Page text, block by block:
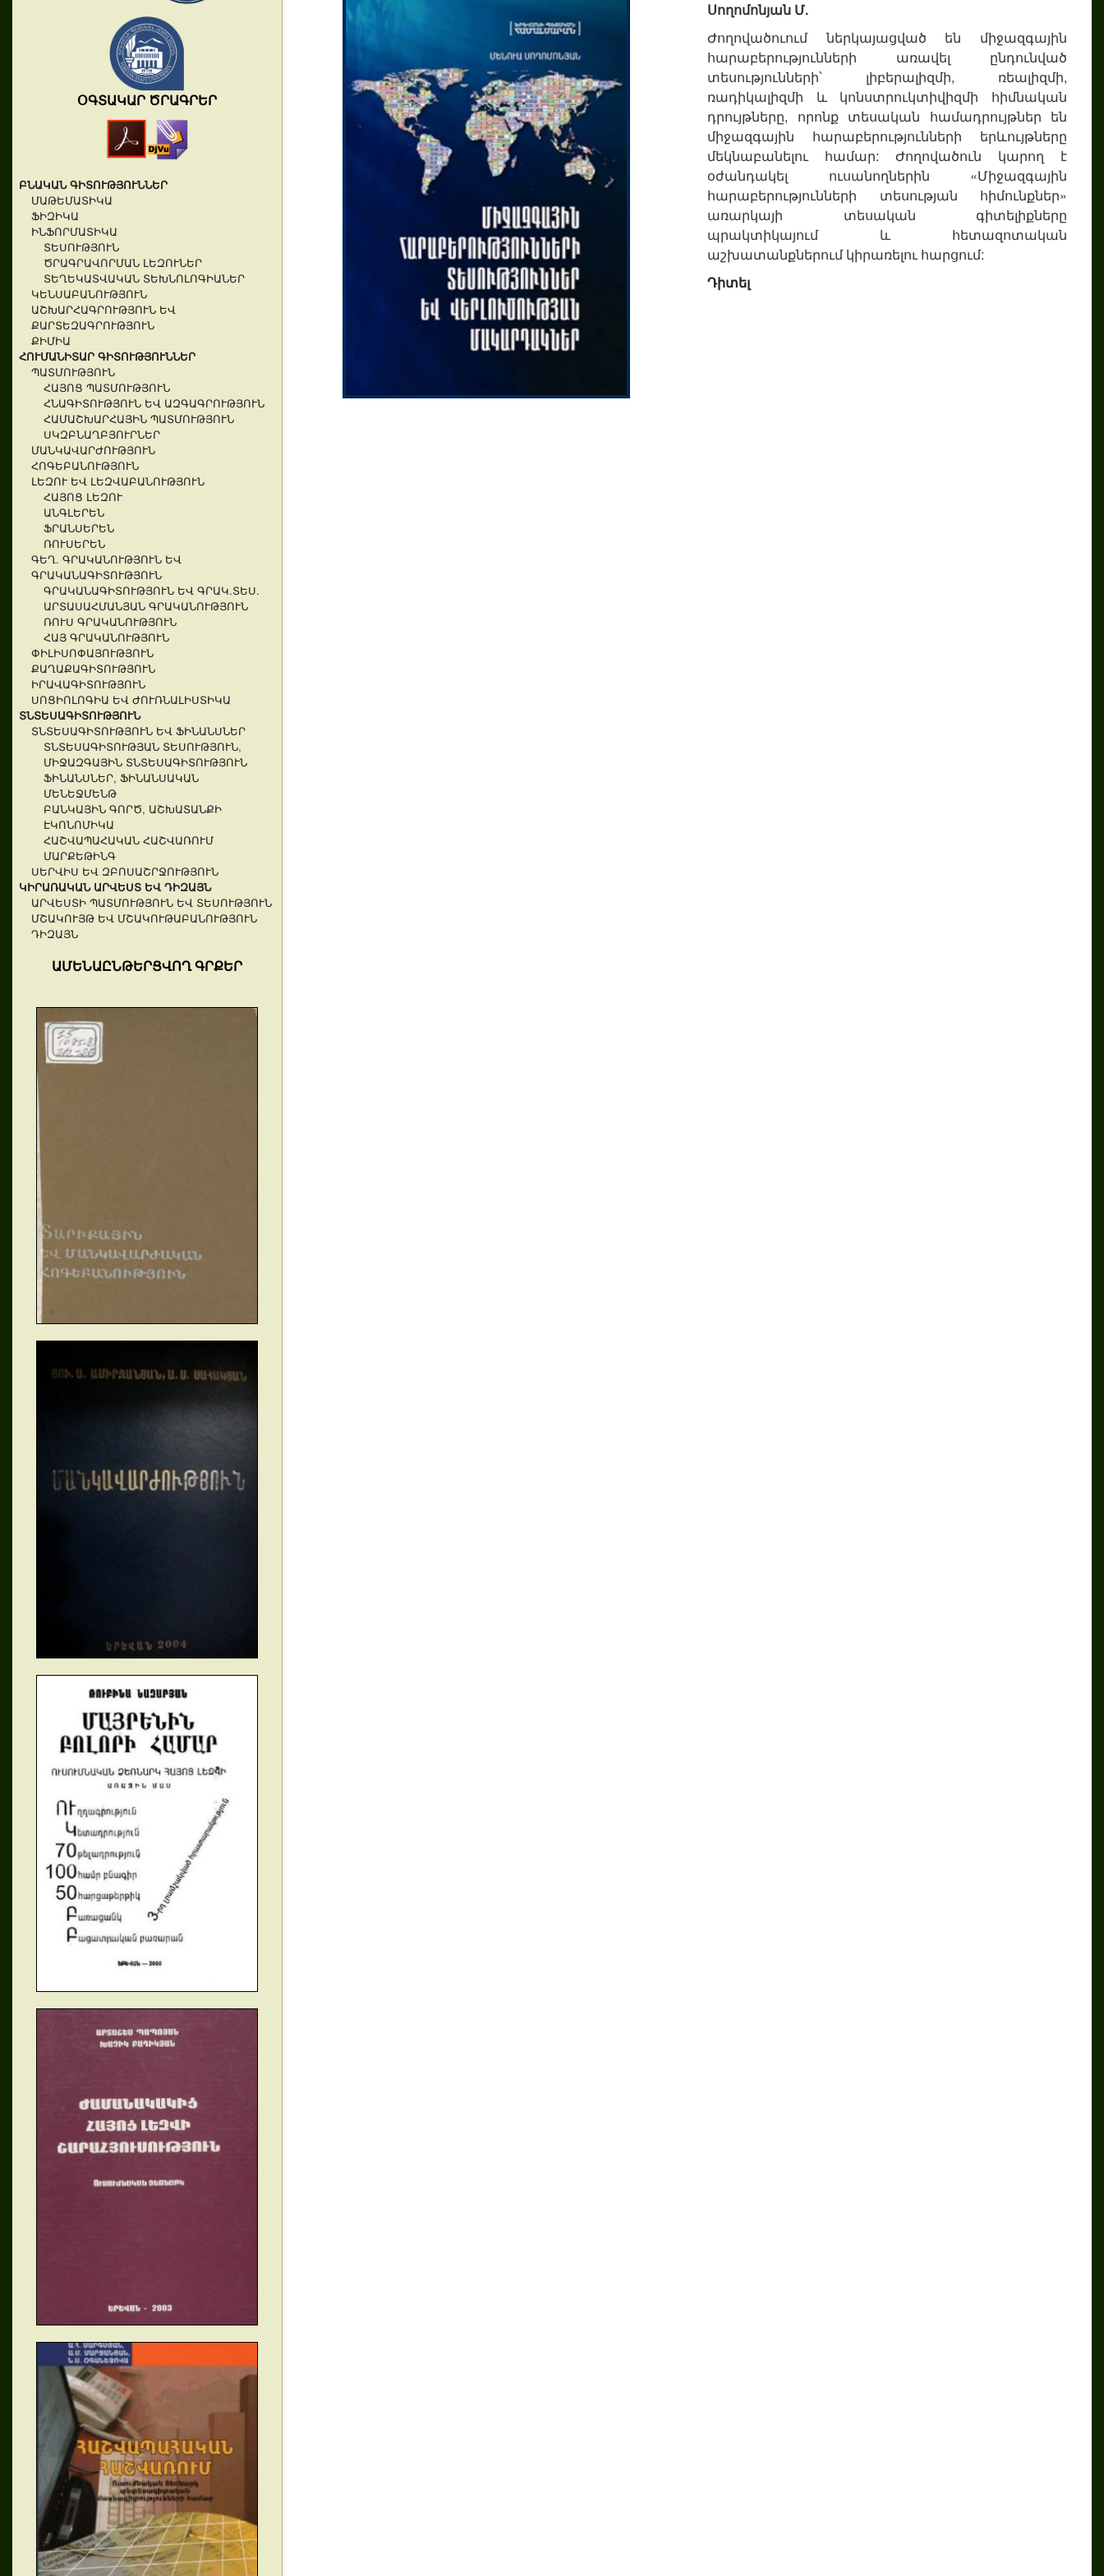
ՕԳՏԱԿԱՐ ԾՐԱԳՐԵՐ
ԲՆԱԿԱՆ ԳԻՏՈՒԹՅՈՒՆՆԵՐ
ՄԱԹԵՄԱՏԻԿԱ
ՖԻԶԻԿԱ
ԻՆՖՈՐՄԱՏԻԿԱ
ՏԵՍՈՒԹՅՈՒՆ
ԾՐԱԳՐԱՎՈՐՄԱՆ ԼԵԶՈՒՆԵՐ
ՏԵՂԵԿԱՏՎԱԿԱՆ ՏԵԽՆՈԼՈԳԻԱՆԵՐ
ԿԵՆՍԱԲԱՆՈՒԹՅՈՒՆ
ԱՇԽԱՐՀԱԳՐՈՒԹՅՈՒՆ ԵՎ
ՔԱՐՏԵԶԱԳՐՈՒԹՅՈՒՆ
ՔԻՄԻԱ
ՀՈՒՄԱՆԻՏԱՐ ԳԻՏՈՒԹՅՈՒՆՆԵՐ
ՊԱՏՄՈՒԹՅՈՒՆ
ՀԱՅՈՑ ՊԱՏՄՈՒԹՅՈՒՆ
ՀՆԱԳԻՏՈՒԹՅՈՒՆ ԵՎ ԱԶԳԱԳՐՈՒԹՅՈՒՆ
ՀԱՄԱՇԽԱՐՀԱՅԻՆ ՊԱՏՄՈՒԹՅՈՒՆ
ՍԿԶԲՆԱՂԲՅՈՒՐՆԵՐ
ՄԱՆԿԱՎԱՐԺՈՒԹՅՈՒՆ
ՀՈԳԵԲԱՆՈՒԹՅՈՒՆ
ԼԵԶՈՒ ԵՎ ԼԵԶՎԱԲԱՆՈՒԹՅՈՒՆ
ՀԱՅՈՑ ԼԵԶՈՒ
ԱՆԳԼԵՐԵՆ
ՖՐԱՆՍԵՐԵՆ
ՌՈՒՍԵՐԵՆ
ԳԵՂ. ԳՐԱԿԱՆՈՒԹՅՈՒՆ ԵՎ
ԳՐԱԿԱՆԱԳԻՏՈՒԹՅՈՒՆ
ԳՐԱԿԱՆԱԳԻՏՈՒԹՅՈՒՆ ԵՎ ԳՐԱԿ.ՏԵՍ.
ԱՐՏԱՍԱՀՄԱՆՅԱՆ ԳՐԱԿԱՆՈՒԹՅՈՒՆ
ՌՈՒՍ ԳՐԱԿԱՆՈՒԹՅՈՒՆ
ՀԱՅ ԳՐԱԿԱՆՈՒԹՅՈՒՆ
ՓԻԼԻՍՈՓԱՅՈՒԹՅՈՒՆ
ՔԱՂԱՔԱԳԻՏՈՒԹՅՈՒՆ
ԻՐԱՎԱԳԻՏՈՒԹՅՈՒՆ
ՍՈՑԻՈԼՈԳԻԱ ԵՎ ԺՈՒՌՆԱԼԻՍՏԻԿԱ
ՏՆՏԵՍԱԳԻՏՈՒԹՅՈՒՆ
ՏՆՏԵՍԱԳԻՏՈՒԹՅՈՒՆ ԵՎ ՖԻՆԱՆՍՆԵՐ
ՏՆՏԵՍԱԳԻՏՈՒԹՅԱՆ ՏԵՍՈՒԹՅՈՒՆ,
ՄԻՋԱԶԳԱՅԻՆ ՏՆՏԵՍԱԳԻՏՈՒԹՅՈՒՆ
ՖԻՆԱՆՍՆԵՐ, ՖԻՆԱՆՍԱԿԱՆ
ՄԵՆԵՋՄԵՆԹ
ԲԱՆԿԱՅԻՆ ԳՈՐԾ, ԱՇԽԱՏԱՆՔԻ
ԷԿՈՆՈՄԻԿԱ
ՀԱՇՎԱՊԱՀԱԿԱՆ ՀԱՇՎԱՌՈՒՄ
ՄԱՐՔԵԹԻՆԳ
ՍԵՐՎԻՍ ԵՎ ԶԲՈՍԱՇՐՋՈՒԹՅՈՒՆ
ԿԻՐԱՌԱԿԱՆ ԱՐՎԵՍՏ ԵՎ ԴԻԶԱՅՆ
ԱՐՎԵՍՏԻ ՊԱՏՄՈՒԹՅՈՒՆ ԵՎ ՏԵՍՈՒԹՅՈՒՆ
ՄՇԱԿՈՒՅԹ ԵՎ ՄՇԱԿՈՒԹԱԲԱՆՈՒԹՅՈՒՆ
ԴԻԶԱՅՆ
ԱՄԵՆԱԸՆԹԵՐՑՎՈՂ ԳՐՔԵՐ
Սողոմոնյան Մ.
Ժողովածուում ներկայացված են միջազգային
հարաբերությունների առավել ընդունված
տեսությունների՝ լիբերալիզմի, ռեալիզմի,
ռադիկալիզմի և կոնստրուկտիվիզմի հիմնական
դրույթները, որոնք տեսական համադրույթներ են
միջազգային հարաբերությունների երևույթները
մեկնաբանելու համար: Ժողովածուն կարող է
օժանդակել ուսանողներին «Միջազգային
հարաբերությունների տեսության հիմունքներ»
առարկայի տեսական գիտելիքները
պրակտիկայում և հետազոտական
աշխատանքներում կիրառելու հարցում:
Դիտել